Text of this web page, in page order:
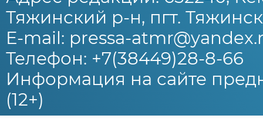
Тяжинский р-н, пгт.
E-mail: pressa-
Телефон: +7(38449)28-8-66
Информация на сайте
(12+)